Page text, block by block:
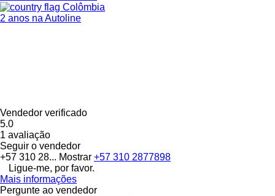
Colômbia
2 anos na Autoline
Vendedor verificado
5.0
1 avaliação
Seguir o vendedor
+57 310 28... Mostrar +57 310 2877898
Ligue-me, por favor.
Mais informações
Pergunte ao vendedor